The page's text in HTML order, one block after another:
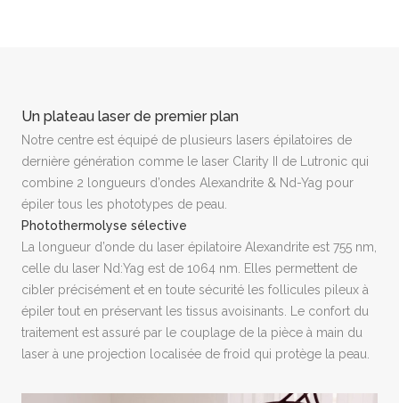
Un plateau laser de premier plan
Notre centre est équipé de plusieurs lasers épilatoires de
dernière génération comme le laser Clarity II de Lutronic qui
combine 2 longueurs d’ondes Alexandrite & Nd-Yag pour
épiler tous les phototypes de peau.
Photothermolyse sélective
La longueur d’onde du laser épilatoire Alexandrite est 755 nm,
celle du laser Nd:Yag est de 1064 nm. Elles permettent de
cibler précisément et en toute sécurité les follicules pileux à
épiler tout en préservant les tissus avoisinants. Le confort du
traitement est assuré par le couplage de la pièce à main du
laser à une projection localisée de froid qui protège la peau.